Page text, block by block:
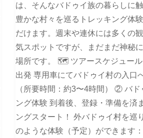
は、そんなバドゥイ族の暮らしに
豊かな村々を巡るトレッキング体
だけます。週末や連休には多くの
気スポットですが、まだまだ神秘
場所です。 🗺️ ツアースケジュー
出発 専用車にてバドゥイ村の入口
（所要時間：約3〜4時間） ② バド
ング体験 到着後、登録・準備を済
ングスタート！ 外バドゥイ村を巡
のような体験（予定）ができます